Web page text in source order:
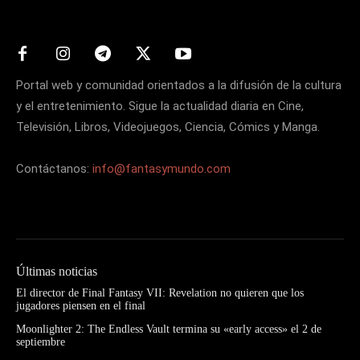
Portal web y comunidad orientados a la difusión de la cultura
y el entretenimiento. Sigue la actualidad diaria en Cine,
Televisión, Libros, Videojuegos, Ciencia, Cómics y Manga.
Contáctanos: info@fantasymundo.com
Últimas noticias
El director de Final Fantasy VII: Revelation no quieren que los
jugadores piensen en el final
Moonlighter 2: The Endless Vault termina su «early access» el 2 de
septiembre